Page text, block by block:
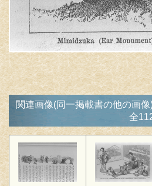
関連画像(同一掲載書の他の画像
全